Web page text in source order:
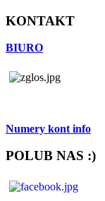
KONTAKT
BIURO
Numery kont info
POLUB NAS :)